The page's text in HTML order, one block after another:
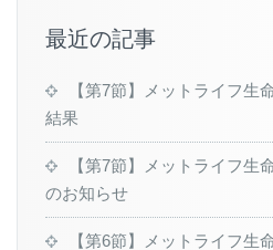
最近の記事
【第7節】メットライフ生
結果
【第7節】メットライフ生
のお知らせ
【第6節】メットライフ生